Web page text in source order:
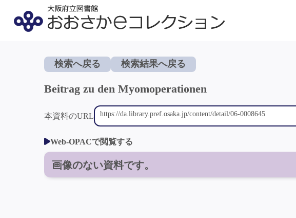
検索へ戻る 検索結果へ戻る
Beitrag zu den Myomoperationen
本資料のURL
Web-OPACで閲覧する
画像のない資料です。